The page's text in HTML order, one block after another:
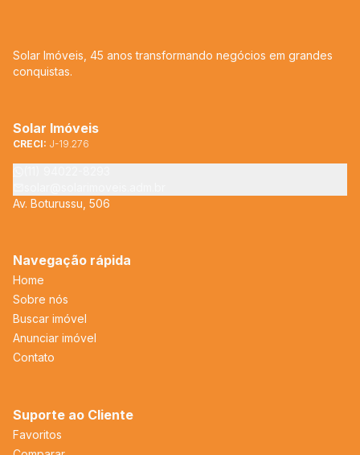
Solar Imóveis, 45 anos transformando negócios em grandes
conquistas.
Solar Imóveis
CRECI: J-19.276
Av. Boturussu, 506
Navegação rápida
Home
Sobre nós
Buscar imóvel
Anunciar imóvel
Contato
Suporte ao Cliente
Favoritos